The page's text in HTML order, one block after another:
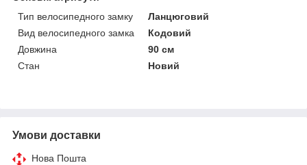
Тип велосипедного замку
Ланцюговий
Вид велосипедного замка
Кодовий
Довжина
90 см
Стан
Новий
Умови доставки
Нова Пошта